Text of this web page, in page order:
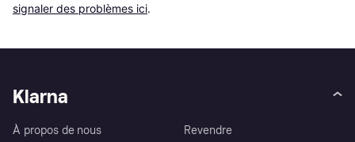
signaler des problèmes ici.
Klarna
À propos de nous
Revendre